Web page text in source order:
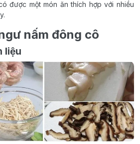
được một món ăn thích hợp với nhiều
nấm đông cô
liệu